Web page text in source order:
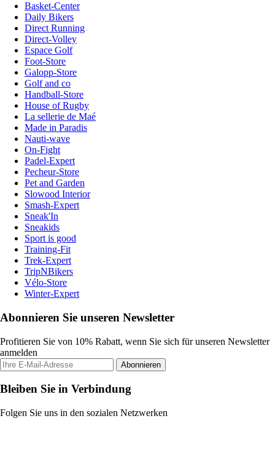
Basket-Center
Daily Bikers
Direct Running
Direct-Volley
Espace Golf
Foot-Store
Galopp-Store
Golf and co
Handball-Store
House of Rugby
La sellerie de Maé
Made in Paradis
Nauti-wave
On-Fight
Padel-Expert
Pecheur-Store
Pet and Garden
Slowood Interior
Smash-Expert
Sneak'In
Sneakids
Sport is good
Training-Fit
Trek-Expert
TripNBikers
Vélo-Store
Winter-Expert
Abonnieren Sie unseren Newsletter
Profitieren Sie von 10% Rabatt, wenn Sie sich für unseren Newsletter
anmelden
Abonnieren
Bleiben Sie in Verbindung
Folgen Sie uns in den sozialen Netzwerken